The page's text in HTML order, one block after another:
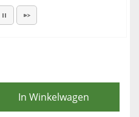
In Winkelwagen